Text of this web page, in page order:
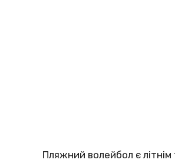
Пляжний волейбол є